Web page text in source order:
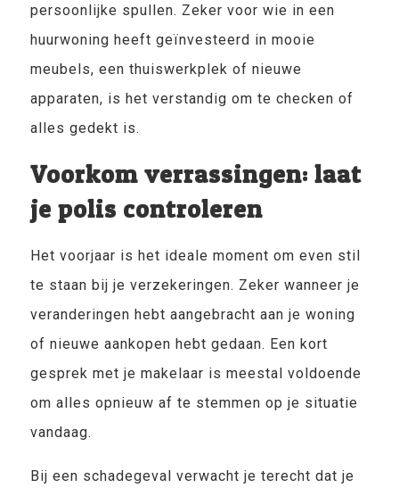
persoonlijke spullen. Zeker voor wie in een
huurwoning heeft geïnvesteerd in mooie
meubels, een thuiswerkplek of nieuwe
apparaten, is het verstandig om te checken of
alles gedekt is.
Voorkom verrassingen: laat
je polis controleren
Het voorjaar is het ideale moment om even stil
te staan bij je verzekeringen. Zeker wanneer je
veranderingen hebt aangebracht aan je woning
of nieuwe aankopen hebt gedaan. Een kort
gesprek met je makelaar is meestal voldoende
om alles opnieuw af te stemmen op je situatie
vandaag.
Bij een schadegeval verwacht je terecht dat je